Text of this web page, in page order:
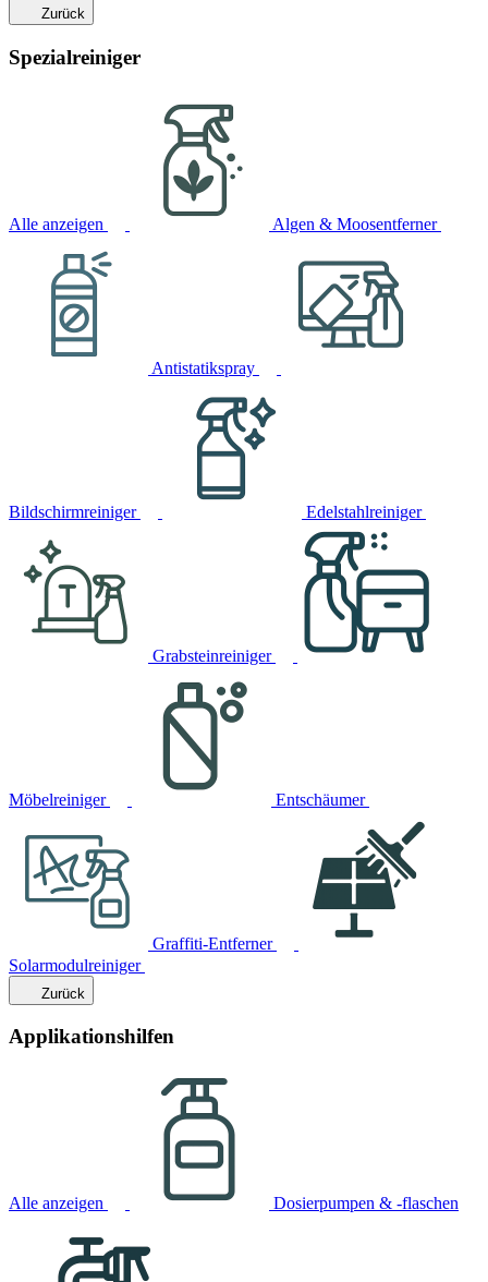
Zurück
Spezialreiniger
Alle anzeigen Algen & Moosentferner
Antistatikspray
Bildschirmreiniger Edelstahlreiniger
Grabsteinreiniger
Möbelreiniger Entschäumer
Graffiti-Entferner
Solarmodulreiniger
Zurück
Applikationshilfen
Alle anzeigen Dosierpumpen & -flaschen